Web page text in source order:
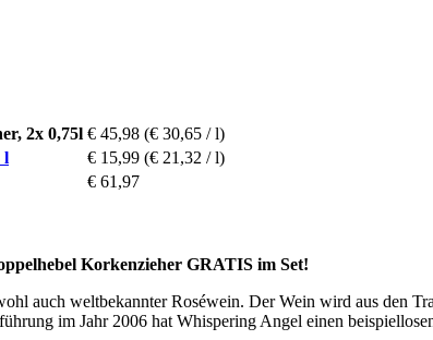
2x 0,75l € 45,98 (€ 30,65 / l)
l
€ 15,99 (€ 21,32 / l)
€ 61,97
Korkenzieher GRATIS im Set!
auch weltbekannter Roséwein. Der Wein wird aus den
im Jahr 2006 hat Whispering Angel einen